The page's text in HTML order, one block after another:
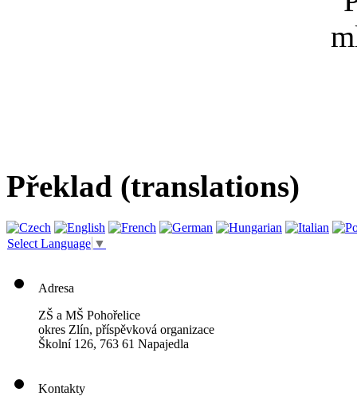
Překlad (translations)
Select Language ▼
Adresa
ZŠ a MŠ Pohořelice
okres Zlín, příspěvková organizace
Školní 126, 763 61 Napajedla
Kontakty